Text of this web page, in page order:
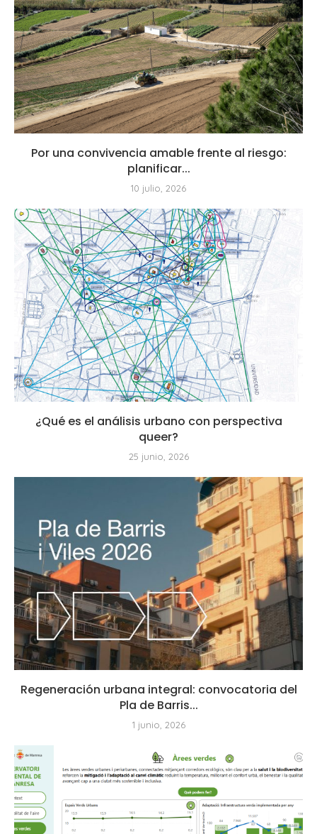
Por una convivencia amable frente al riesgo:
planificar...
10 julio, 2026
¿Qué es el análisis urbano con perspectiva
queer?
25 junio, 2026
Regeneración urbana integral: convocatoria del
Pla de Barris...
1 junio, 2026